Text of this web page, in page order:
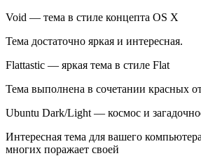
Void — тема в стиле концепта OS X
Тема достаточно яркая и интересная.
Flattastic — яркая тема в стиле Flat
Тема выполнена в сочетании красных
Ubuntu Dark/Light — космос и
Интересная тема для вашего
многих поражает своей